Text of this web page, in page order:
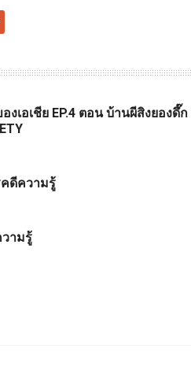
เอเชีย EP.4 ตอน บ้านผีสิงยองดึ๊ก
ดีความรู้
ามรู้